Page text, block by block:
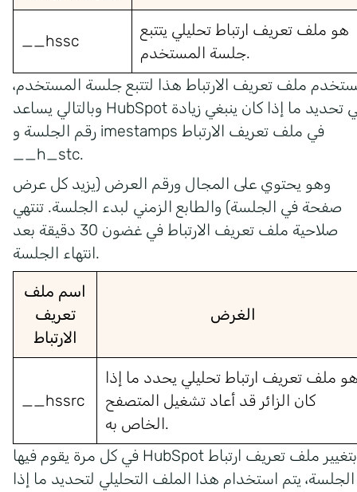
__hssc
هو ملف تعريف ارتباط تحليلي يتتبع
جلسة المستخدم.
ملف تعريف الارتباط هذا لتتبع جلسة المستخدم،
وبالتالي يساعد HubSpot في تحديد ما إذا كان ينبغي زيادة
رقم الجلسة و imestamps في ملف تعريف الارتباط
__h_stc.
وهو يحتوي على المجال ورقم العرض (يزيد كل عرض
صفحة في الجلسة) والطابع الزمني لبدء الجلسة. تنتهي
صلاحية ملف تعريف الارتباط في غضون 30 دقيقة بعد
انتهاء الجلسة.
اسم ملف
تعريف
الارتباط
الغرض
__hssrc
ملف تعريف ارتباط تحليلي يحدد ما إذا
كان الزائر قد أعاد تشغيل المتصفح
الخاص به.
في كل مرة يقوم فيها HubSpot بتغيير ملف تعريف ارتباط
الجلسة، يتم استخدام هذا الملف التحليلي لتحديد ما إذا